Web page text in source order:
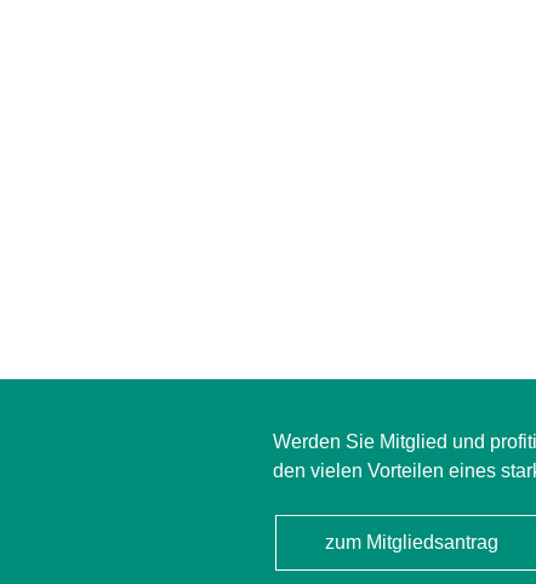
Werden Sie Mitglied und
den vielen Vorteilen eines
zum Mitgliedsantrag